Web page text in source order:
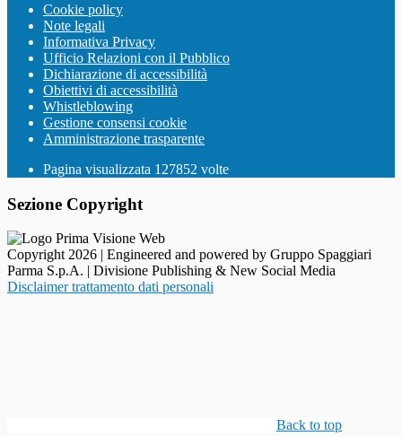
Cookie policy
Note legali
Informativa Privacy
Ufficio Relazioni con il Pubblico
Dichiarazione di accessibilità
Obiettivi di accessibilità
Whistleblowing
Gestione consensi cookie
Amministrazione trasparente
Pagina visualizzata 127852 volte
Sezione Copyright
Copyright 2026 | Engineered and powered by Gruppo Spaggiari
Parma S.p.A. | Divisione Publishing & New Social Media
Disclaimer trattamento dati personali
Back to top